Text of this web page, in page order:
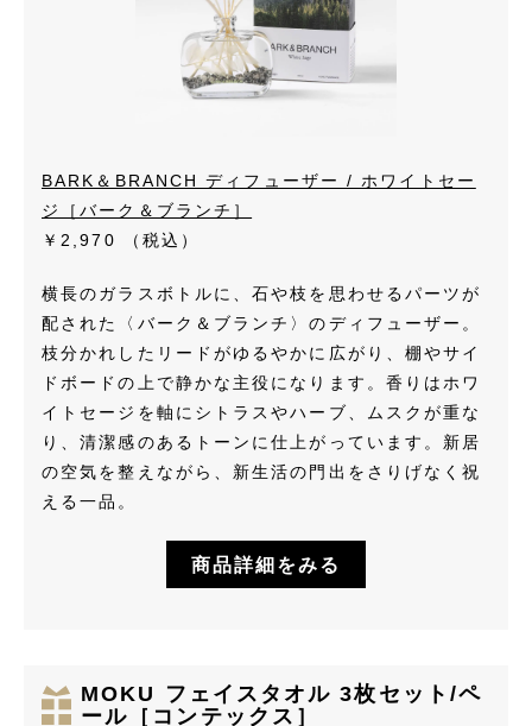
BARK＆BRANCH ディフューザー / ホワイトセー
ジ［バーク＆ブランチ］
￥2,970
（税込）
横長のガラスボトルに、石や枝を思わせるパーツが
配された〈バーク＆ブランチ〉のディフューザー。
枝分かれしたリードがゆるやかに広がり、棚やサイ
ドボードの上で静かな主役になります。香りはホワ
イトセージを軸にシトラスやハーブ、ムスクが重な
り、清潔感のあるトーンに仕上がっています。新居
の空気を整えながら、新生活の門出をさりげなく祝
える一品。
商品詳細をみる
MOKU フェイスタオル 3枚セット/ペ
ール［コンテックス］